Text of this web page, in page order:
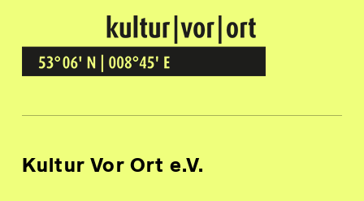
Kultur Vor Ort
BREMEN GRÖPELINGEN
Kultur Vor Ort e.V.